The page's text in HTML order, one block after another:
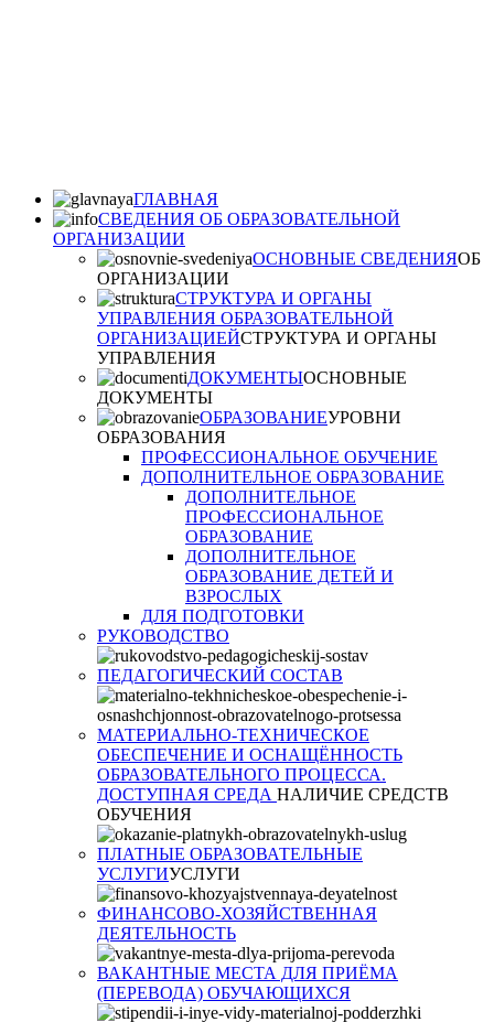
ГЛАВНАЯ
СВЕДЕНИЯ ОБ ОБРАЗОВАТЕЛЬНОЙ
ОРГАНИЗАЦИИ
ОСНОВНЫЕ СВЕДЕНИЯОБ
ОРГАНИЗАЦИИ
СТРУКТУРА И ОРГАНЫ
УПРАВЛЕНИЯ ОБРАЗОВАТЕЛЬНОЙ
ОРГАНИЗАЦИЕЙСТРУКТУРА И ОРГАНЫ
УПРАВЛЕНИЯ
ДОКУМЕНТЫОСНОВНЫЕ
ДОКУМЕНТЫ
ОБРАЗОВАНИЕУРОВНИ
ОБРАЗОВАНИЯ
ПРОФЕССИОНАЛЬНОЕ ОБУЧЕНИЕ
ДОПОЛНИТЕЛЬНОЕ ОБРАЗОВАНИЕ
ДОПОЛНИТЕЛЬНОЕ
ПРОФЕССИОНАЛЬНОЕ
ОБРАЗОВАНИЕ
ДОПОЛНИТЕЛЬНОЕ
ОБРАЗОВАНИЕ ДЕТЕЙ И
ВЗРОСЛЫХ
ДЛЯ ПОДГОТОВКИ
РУКОВОДСТВО
ПЕДАГОГИЧЕСКИЙ СОСТАВ
МАТЕРИАЛЬНО-ТЕХНИЧЕСКОЕ
ОБЕСПЕЧЕНИЕ И ОСНАЩЁННОСТЬ
ОБРАЗОВАТЕЛЬНОГО ПРОЦЕССА.
ДОСТУПНАЯ СРЕДА НАЛИЧИЕ СРЕДСТВ
ОБУЧЕНИЯ
ПЛАТНЫЕ ОБРАЗОВАТЕЛЬНЫЕ
УСЛУГИУСЛУГИ
ФИНАНСОВО-ХОЗЯЙСТВЕННАЯ
ДЕЯТЕЛЬНОСТЬ
ВАКАНТНЫЕ МЕСТА ДЛЯ ПРИЁМА
(ПЕРЕВОДА) ОБУЧАЮЩИХСЯ